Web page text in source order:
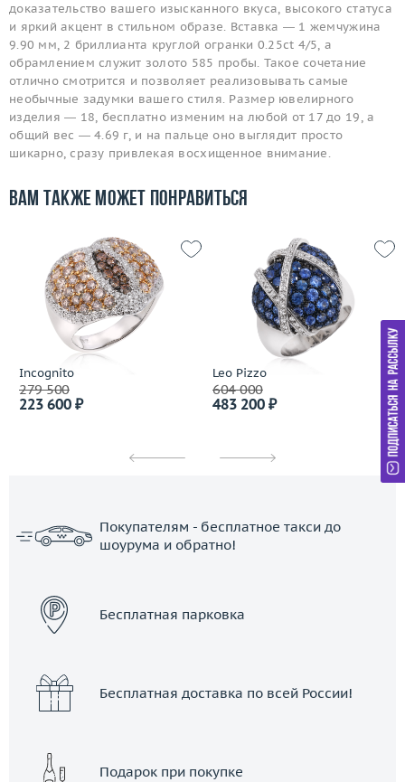
доказательство вашего изысканного вкуса, высокого статуса
и яркий акцент в стильном образе. Вставка — 1 жемчужина
9.90 мм, 2 бриллианта круглой огранки 0.25ct 4/5, а
обрамлением служит золото 585 пробы. Такое сочетание
отлично смотрится и позволяет реализовывать самые
необычные задумки вашего стиля. Размер ювелирного
изделия — 18, бесплатно изменим на любой от 17 до 19, а
общий вес — 4.69 г, и на пальце оно выглядит просто
шикарно, сразу привлекая восхищенное внимание.
Вам также может понравиться
Incognito
279 500
223 600 ₽
Leo Pizzo
604 000
483 200 ₽
Покупателям - бесплатное такси до
шоурума и обратно!
Бесплатная парковка
Бесплатная доставка по всей России!
Подарок при покупке